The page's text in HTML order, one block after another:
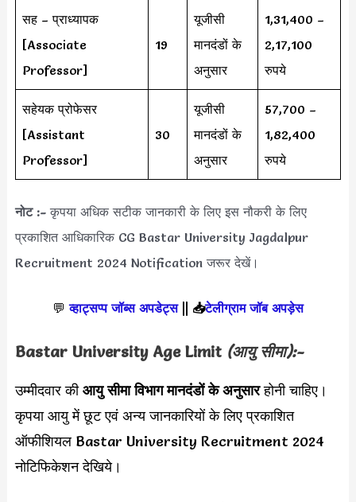
सह – प्राध्यापक
[Associate
Professor]
19
यूजीसी
मानदंडों के
अनुसार
1,31,400 –
2,17,100
रुपये
सहेयक प्रोफेसर
[Assistant
Professor]
30
यूजीसी
मानदंडों के
अनुसार
57,700 –
1,82,400
रुपये
नोट :-कृपया अधिक सटीक जानकारी के लिए इस नौकरी के लिए
प्रकाशित आधिकारिक CG Bastar University Jagdalpur
Recruitment 2024 Notification जरूर देखें।
💬 व्हाट्सप्प जॉब्स अपडेट्स|| 📥टेलीग्राम जॉब अपड़ेस
Bastar University Age Limit (आयु सीमा):-
उम्मीदवार कीआयु सीमा विभाग मानदंडों के अनुसारहोनी चाहिए।
कृपया आयु में छूट एवं अन्य जानकारियों के लिए प्रकाशित
ऑफीशियल Bastar University Recruitment 2024
नोटिफिकेशन देखिये।